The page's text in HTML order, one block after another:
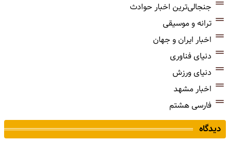
جنجالی‌ترین اخبار حوادث
ترانه و موسیقی
اخبار ایران و جهان
دنیای فناوری
دنیای ورزش
اخبار مشهد
فارسی هشتم
دیدگاه